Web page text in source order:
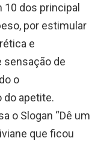
10 dos principal
por estimular
e
sensação de
o
do apetite.
o Slogan “Dê um
que ficou